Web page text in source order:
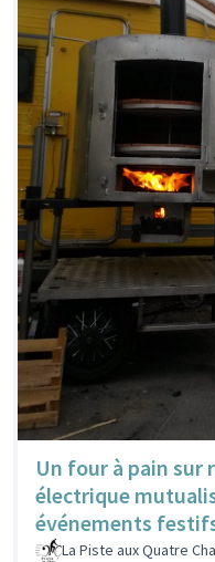
Un four à pain sur
électrique
événements
La Piste aux Quatre